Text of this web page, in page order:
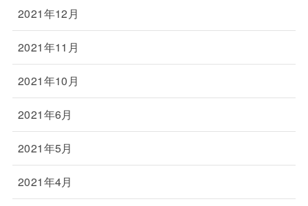
2021年12月
2021年11月
2021年10月
2021年6月
2021年5月
2021年4月